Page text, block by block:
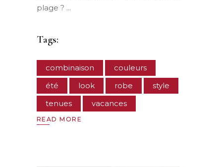
plage ?
Tags:
combinaison
couleurs
été
look robe
style
tenues
vacances
READ MORE